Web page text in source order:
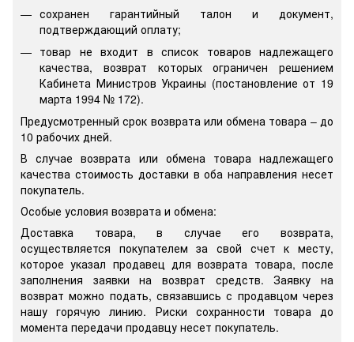
сохранен гарантийный талон и документ,
подтверждающий оплату;
товар не входит в список товаров надлежащего
качества, возврат которых ограничен решением
Кабинета Министров Украины (постановление от 19
марта 1994 № 172).
Предусмотренный срок возврата или обмена товара – до
10 рабочих дней.
В случае возврата или обмена товара надлежащего
качества стоимость доставки в оба направления несет
покупатель.
Особые условия возврата и обмена:
Доставка товара, в случае его возврата,
осуществляется покупателем за свой счет к месту,
которое указал продавец для возврата товара, после
заполнения заявки на возврат средств. Заявку на
возврат можно подать, связавшись с продавцом через
нашу горячую линию. Риски сохранности товара до
момента передачи продавцу несет покупатель.